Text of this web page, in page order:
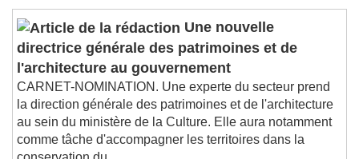
Une nouvelle
directrice générale des patrimoines et de
l'architecture au gouvernement
CARNET-NOMINATION. Une experte du secteur prend
la direction générale des patrimoines et de l'architecture
au sein du ministère de la Culture. Elle aura notamment
comme tâche d'accompagner les territoires dans la